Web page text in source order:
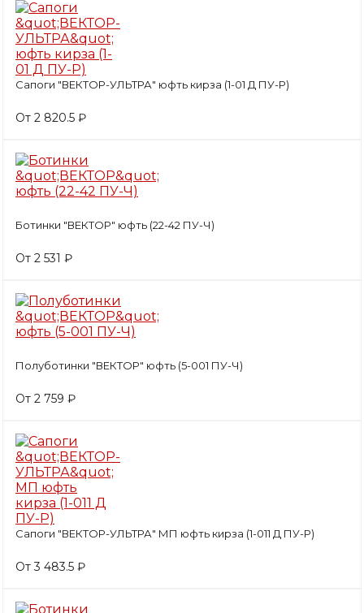
Сапоги "ВЕКТОР-УЛЬТРА" юфть кирза (1-01 Д ПУ-Р)
От 2 820.5 ₽
Ботинки "ВЕКТОР" юфть (22-42 ПУ-Ч)
От 2 531 ₽
Полуботинки "ВЕКТОР" юфть (5-001 ПУ-Ч)
От 2 759 ₽
Сапоги "ВЕКТОР-УЛЬТРА" МП юфть кирза (1-011 Д ПУ-Р)
От 3 483.5 ₽